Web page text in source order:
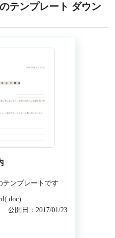
テンプレート ダウン
テンプレートです
公開日：2017/01/23